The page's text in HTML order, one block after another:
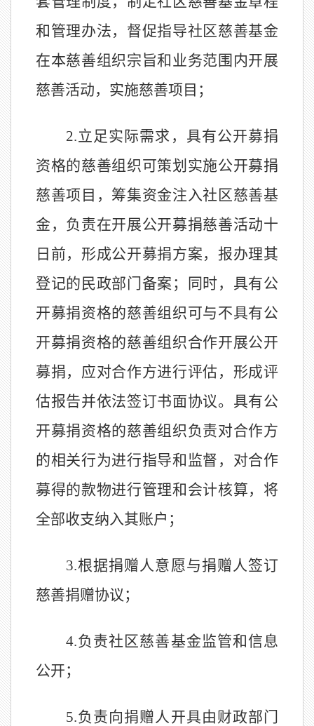
和管理办法， 督促指导社区慈善基金
在本慈善组织宗旨和业务范围内开展
慈善活动，实施慈善项目；
2.立足实际需求，具有公开募捐
资格的慈善组织可策划实施公开募捐
慈善项目，筹集资金注入社区慈善基
金，负责在开展公开募捐慈善活动十
日前，形成公开募捐方案，报办理其
登记的民政部门备案；同时，具有公
开募捐资格的慈善组织可与不具有公
开募捐资格的慈善组织合作开展公开
募捐，应对合作方进行评估，形成评
估报告并依法签订书面协议。具有公
开募捐资格的慈善组织负责对合作方
的相关行为进行指导和监督，对合作
募得的款物进行管理和会计核算， 将
全部收支纳入其账户；
3.根据捐赠人意愿与捐赠人签订
慈善捐赠协议；
4.负责社区慈善基金监管和信息
公开；
5.负责向捐赠人开具由财政部门